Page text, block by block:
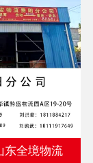
东全境物流